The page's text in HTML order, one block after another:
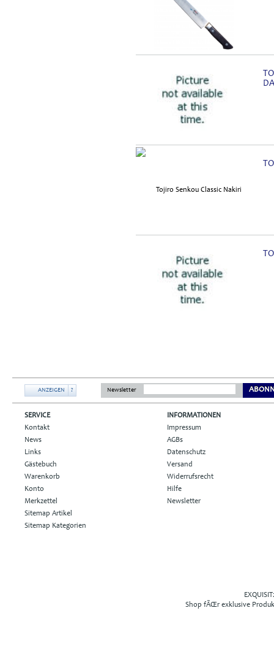
ANZEIGEN ? Newsletter
SERVICE
Kontakt
News
Links
Gästebuch
Warenkorb
Konto
Merkzettel
Sitemap Artikel
Sitemap Kategorien
INFORMATIONEN
Impressum
AGBs
Datenschutz
Versand
Widerrufsrecht
Hilfe
Newsletter
Shop fÃŒr exklusive